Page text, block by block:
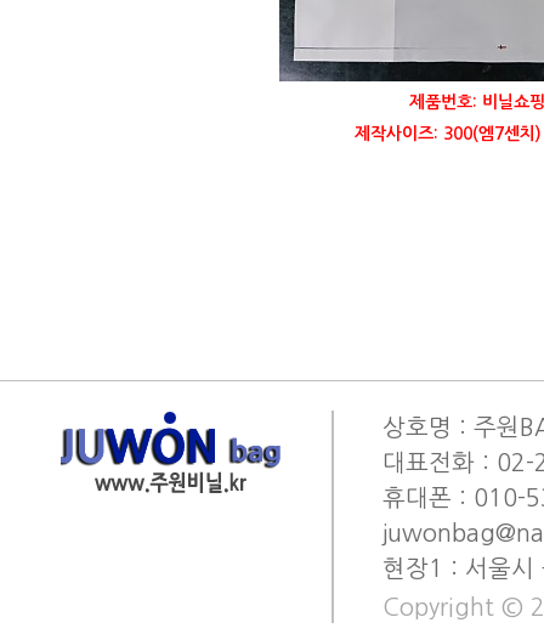
제품번호: 비닐쇼
제작사이즈: 300(엠7센치
상호명 : 주원
대표전화 :
휴대폰 : 010-
현장1 : 서울
Copyright ©